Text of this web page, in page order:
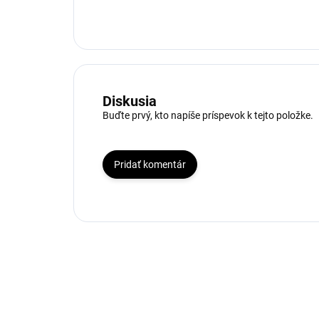
Diskusia
Buďte prvý, kto napíše príspevok k tejto položke.
Pridať komentár